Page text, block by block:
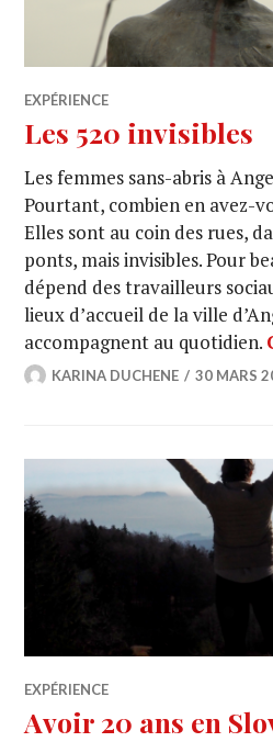
EXPÉRIENCE
Les 520 invisibles
Les femmes sans-abris à
Pourtant, combien en avez-
Elles sont au coin des rues,
ponts, mais invisibles. Pour
dépend des travailleurs
lieux d’accueil de la ville
accompagnent au quotidien.
KARINA DUCHENE 30 MARS
EXPÉRIENCE
Avoir 20 ans en